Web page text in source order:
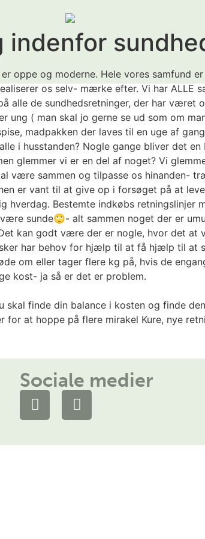
indenfor
oppe og moderne. Hele vores samfund
os selv- mærke efter. Vi har
alle de sundhedsretninger, der har været
( man skal jo gerne se ud som om
madpakken der laves til en uge af
i husstanden? Nogle gange bliver det
glemmer vi er en del af noget? Vi
være sammen og tilpasse os hinanden-
er vant til at give op i forsøget på at
hverdag. Bestemte indkøbs
sunde🙄- alt sammen noget der er
kan godt være der er nogle, hvor det
har behov for hjælp til at få hjælp til at
om eller tager flere kg på, hvis de
kost- ja så er det er problem.
skal finde din balance i kosten og finde
at hoppe på flere mirakel Kure, nye
Sociale medier